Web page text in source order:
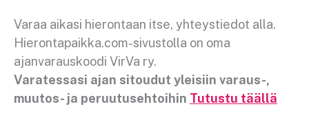
Varaa aikasi hierontaan itse, yhteystiedot alla.
Hierontapaikka.com-sivustolla on oma
ajanvarauskoodi VirVa ry.
Varatessasi ajan sitoudut yleisiin varaus-,
muutos- ja peruutusehtoihin Tutustu täällä